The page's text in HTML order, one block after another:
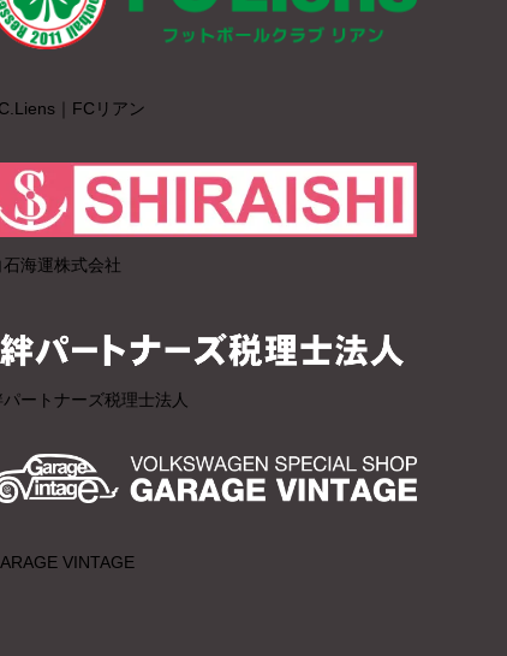
｜FCリアン
石海運株式会社
パートナーズ税理士法人
VINTAGE